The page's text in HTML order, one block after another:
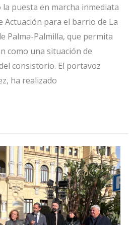
puesta en marcha inmediata
Actuación para el barrio de La
Palma-Palmilla, que permita
como una situación de
consistorio. El portavoz
ha realizado